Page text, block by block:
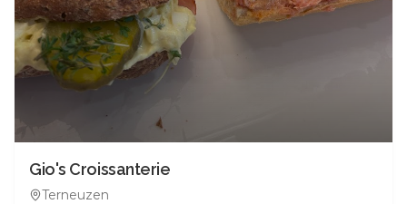
Gio's Croissanterie
Terneuzen